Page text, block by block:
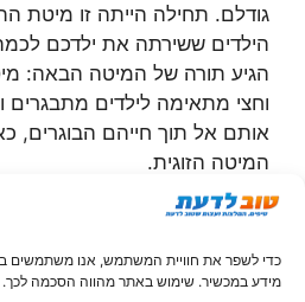
כדי לשפר את חוויית המשתמש, אנו משתמשים
מידע במכשיר. שימוש באתר מהווה הסכמה לכך.
גודלם. תחילה הייתה זו מיטת
הילדים ששירתה את ילדכם
הגיע תורה של המיטה הבאה:
וחצי מתאימה לילדים מתבגרים
אותם אל תוך חייהם הבוגרים,
המיטה הזוגית.
לא רק פריטי הלבוש